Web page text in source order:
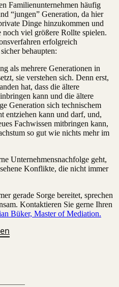
Familienunternehmen häufig
“jungen” Generation, da hier
Dinge hinzukommen und
viel größere Rollte spielen.
erfolgreich
behaupten:
als mehrere Generationen in
sie verstehen sich. Denn erst,
hat, dass die ältere
kann und die ältere
Generation sich technischem
entziehen kann und darf, und,
Fachwissen mitbringen kann,
so gut wie nichts mehr im
Unternehmensnachfolge geht,
Konflikte, die nicht immer
gerade Sorge bereitet, sprechen
Kontaktieren Sie gerne Ihren
Büker, Master of Mediation.